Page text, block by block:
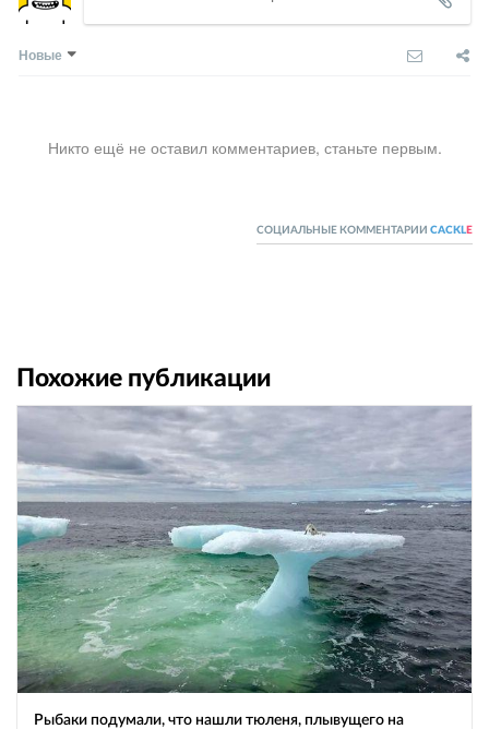
Новые
Никто ещё не оставил комментариев, станьте первым.
СОЦИАЛЬНЫЕ КОММЕНТАРИИ CACKL E
Похожие публикации
Рыбаки подумали, что нашли тюленя, плывущего на